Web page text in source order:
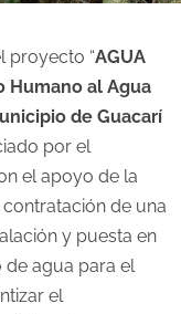
proyecto “AGUA
Humano al Agua
de Guacarí
por el
el apoyo de la
de una
y puesta en
de agua para el
el